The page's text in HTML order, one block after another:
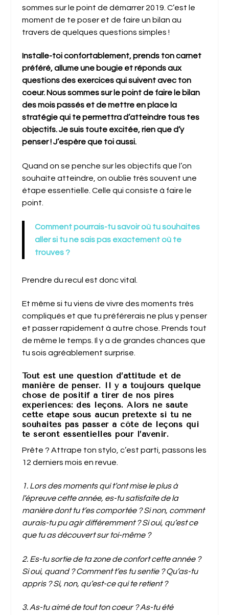
sommes sur le point de démarrer 2019. C’est le
moment de te poser et de faire un bilan au
travers de quelques questions simples !
Installe-toi confortablement, prends ton carnet
préféré, allume une bougie et réponds aux
questions des exercices qui suivent avec ton
coeur. Nous sommes sur le point de faire le bilan
des mois passés et de mettre en place la
stratégie qui te permettra d’atteindre tous tes
objectifs. Je suis toute excitée, rien que d’y
penser ! J’espère que toi aussi.
Quand on se penche sur les objectifs que l’on
souhaite atteindre, on oublie très souvent une
étape essentielle. Celle qui consiste à faire le
point.
Comment pourrais-tu savoir où tu souhaites
allersi tu ne sais pas exactement où te
trouves ?
Prendre du recul est donc vital.
Et même si tu viens de vivre des moments très
compliqués et que tu préférerais ne plus y penser
et passer rapidement à autre chose. Prends tout
de même le temps. Il y a de grandes chances que
tu sois agréablement surprise.
Tout est une question d’attitude et de
manière de penser. Il y a toujours quelque
chose de positif à tirer de nos pires
expériences: des leçons. Alors ne saute
cette étape sous aucun prétexte si tu ne
souhaites pas passer à côté de leçons qui
te seront essentielles pour l’avenir.
Prête ? Attrape ton stylo, c’est parti, passons les
12 derniers mois en revue.
1. Lors des moments qui t’ont mise le plus à
l’épreuve cette année, es-tu satisfaite de la
manière dont tu t’es comportée ? Si non, comment
aurais-tu pu agir différemment ? Si oui, qu’est ce
que tu as découvert sur toi-même ?
2. Es-tu sortie de ta zone de confort cette année ?
Si oui, quand ? Comment t’es tu sentie ? Qu’as-tu
appris ? Si, non, qu’est-ce qui te retient ?
3. As-tu aimé de tout ton coeur ? As-tu été